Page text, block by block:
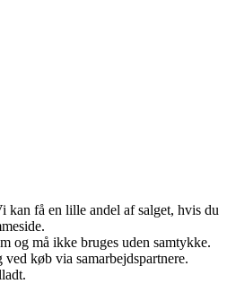
kan få en lille andel af salget, hvis du
og må ikke bruges uden samtykke.
køb via samarbejdspartnere.